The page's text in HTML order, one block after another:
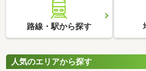
路線・駅から探す
人気のエリアから探す